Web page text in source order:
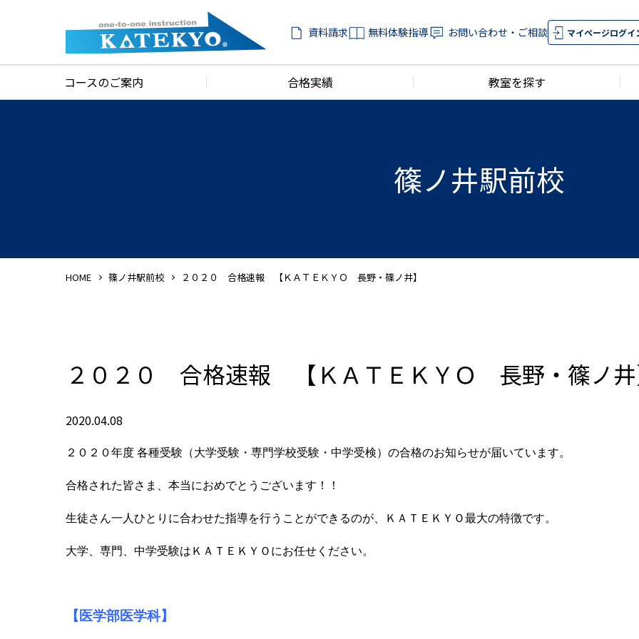
資料請求 無料体験指導 お問い合わせ・ご相談 マイページログイ
コースのご案内 合格実績 教室を探す
篠ノ井駅前校
HOME 篠ノ井駅前校 ２０２０ 合格速報 【ＫＡＴＥＫＹＯ 長野・篠ノ井】
２０２０ 合格速報 【ＫＡＴＥＫＹＯ 長野・篠ノ井
2020.04.08
２０２０年度 各種受験（大学受験・ 専門学校受験・中学受検） の合格のお知らせが届いています。
合格された皆さま、本当におめでとうございます！！
生徒さん一人ひとりに合わせた指導を行うことができるのが、ＫＡＴＥＫＹＯ最大の特徴です。
大学、専門、中学受験はＫＡＴＥＫＹＯにお任せください。
【医学部医学科】